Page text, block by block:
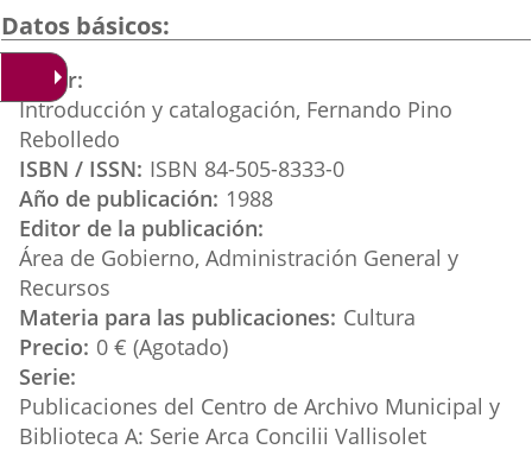
externa.externa.
Datos básicos
Autor
Introducción y catalogación, Fernando Pino
Rebolledo
ISBN / ISSN ISBN 84-505-8333-0
Año de publicación 1988
Editor de la publicación
Área de Gobierno, Administración General y
Recursos
Materia para las publicaciones Cultura
Precio 0 € (Agotado)
Serie
Publicaciones del Centro de Archivo Municipal y
Biblioteca A: Serie Arca Concilii Vallisolet